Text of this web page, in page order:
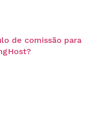
muito pouco sobre o
na MarketMED –
médico do...